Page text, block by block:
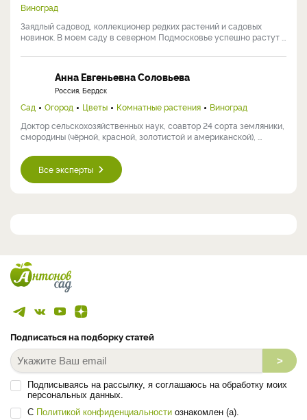
Виноград
Заядлый садовод, коллекционер редких растений и садовых
новинок. В моем саду в северном Подмосковье успешно растут ...
Анна Евгеньевна Соловьева
Россия, Бердск
Сад Огород Цветы Комнатные растения
Виноград
Доктор сельскохозяйственных наук, соавтор 24 сорта земляники,
смородины (чёрной, красной, золотистой и американской), ...
Все эксперты
Подписаться на подборку статей
>
Подписываясь на рассылку, я соглашаюсь на обработку моих
персональных данных.
С Политикой конфиденциальности ознакомлен (а).